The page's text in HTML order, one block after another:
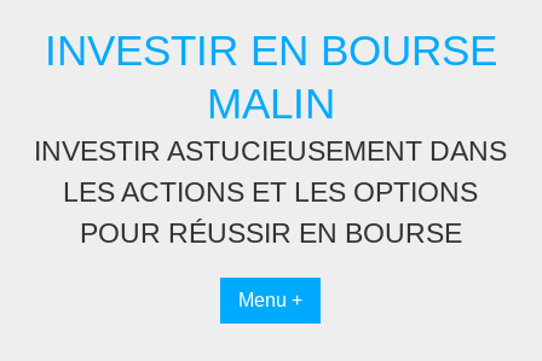
contenuINVESTIR EN BOURSE
MALIN
INVESTIR ASTUCIEUSEMENT DANS
LES ACTIONS ET LES OPTIONS
POUR RÉUSSIR EN BOURSE
Menu +